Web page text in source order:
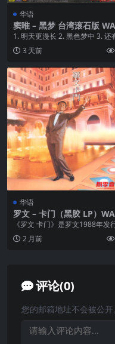
华语
窦唯 – 黑梦 台湾滚石版
分轨
1. 明天更漫长 2. 黑色梦中 3. 还
你 4...
3 天前
华语
罗文 – 卡门（黑胶 LP）
分轨
《罗文 卡门》是罗文1988年发
翻唱专辑，由鲍比达监制，华星唱
片出品。专辑共...
2 月前
评论(0)
您的邮箱地址不会被公开